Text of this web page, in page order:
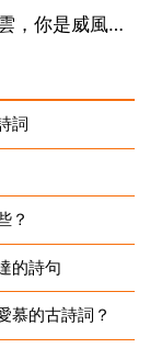
，你是威風凜
中國 那就是中
國萬...
詞
？
的詩句
慕的古詩詞？